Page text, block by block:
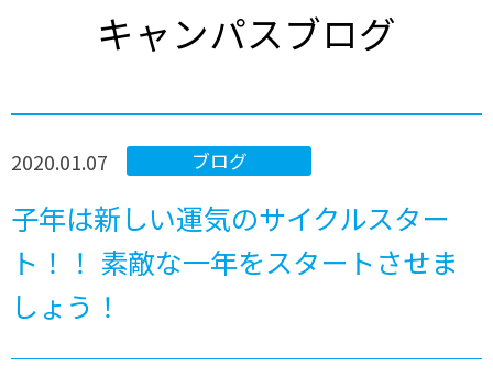
キャンパスブログ
ブログ
2020.01.07
子年は新しい運気のサイクルスター
ト！！ 素敵な一年をスタートさせま
しょう！